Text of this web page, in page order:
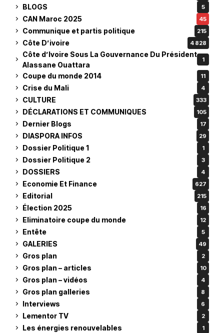
BLOGS 5
CAN Maroc 2025 45
Communique et partis politique 215
Côte D’ivoire 4 828
Côte d’Ivoire Sous La Gouvernance Du Président
Alassane Ouattara
1
Coupe du monde 2014 11
Crise du Mali 4
CULTURE 333
DÉCLARATIONS ET COMMUNIQUES 105
Dernier Blogs 17
DIASPORA INFOS 29
Dossier Politique 1 1
Dossier Politique 2 3
DOSSIERS 4
Economie Et Finance 627
Editorial 215
Élection 2025 16
Eliminatoire coupe du monde 12
Entête 5
GALERIES 49
Gros plan 2
Gros plan – articles 10
Gros plan – vidéos 4
Gros plan galleries 8
Interviews 6
Lementor TV 2
Les énergies renouvelables 1